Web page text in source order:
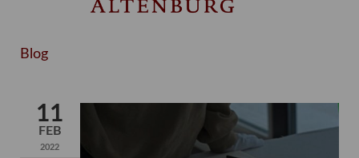
Blog
11
FEB
2022